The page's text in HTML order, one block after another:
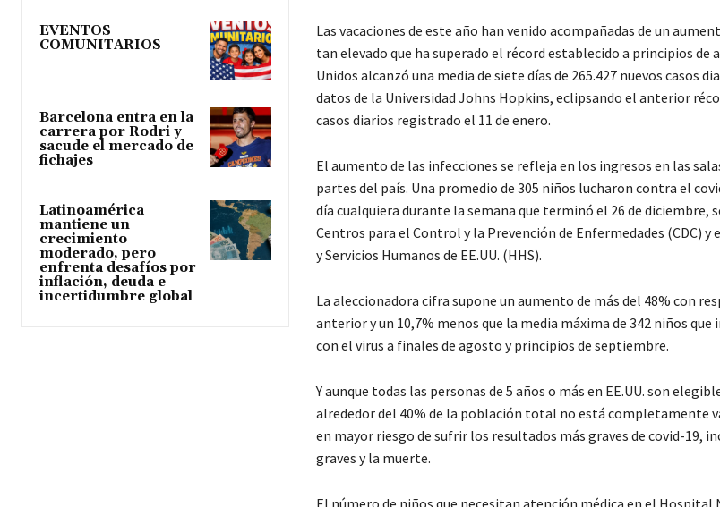
EVENTOS
COMUNITARIOS
Barcelona entra en la
carrera por Rodri y
sacude el mercado de
fichajes
Latinoamérica
mantiene un
crecimiento
moderado, pero
enfrenta desafíos por
inflación, deuda e
incertidumbre global
Las vacaciones de este año han venido acompañadas de un
tan elevado que ha superado el récord establecido a principios de
Unidos alcanzó una media de siete días de 265.427 nuevos casos
datos de la Universidad Johns Hopkins, eclipsando el anterior
casos diarios registrado el 11 de enero.
El aumento de las infecciones se refleja en los ingresos en las
partes del país. Una promedio de 305 niños lucharon contra el
día cualquiera durante la semana que terminó el 26 de diciembre,
Centros para el Control y la Prevención de Enfermedades (CDC) y
y Servicios Humanos de EE.UU. (HHS).
La aleccionadora cifra supone un aumento de más del 48% con
anterior y un 10,7% menos que la media máxima de 342 niños
con el virus a finales de agosto y principios de septiembre.
Y aunque todas las personas de 5 años o más en EE.UU. son
alrededor del 40% de la población total no está completamente
en mayor riesgo de sufrir los resultados más graves de covid-19,
graves y la muerte.
El número de niños que necesitan atención médica en el Hospital